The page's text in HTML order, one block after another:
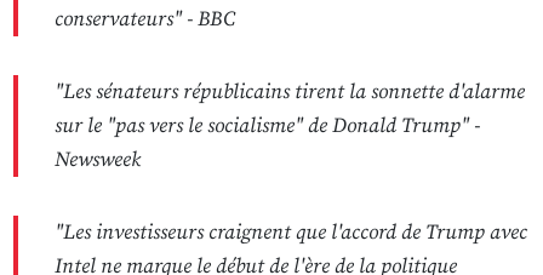
conservateurs" -BBC
"Les sénateurs républicains tirent la sonnette d'alarme
sur le "pas vers le socialisme" de Donald Trump" -
Newsweek
"Les investisseurs craignent que l'accord de Trump avec
Intel ne marque le début de l'ère de la politique